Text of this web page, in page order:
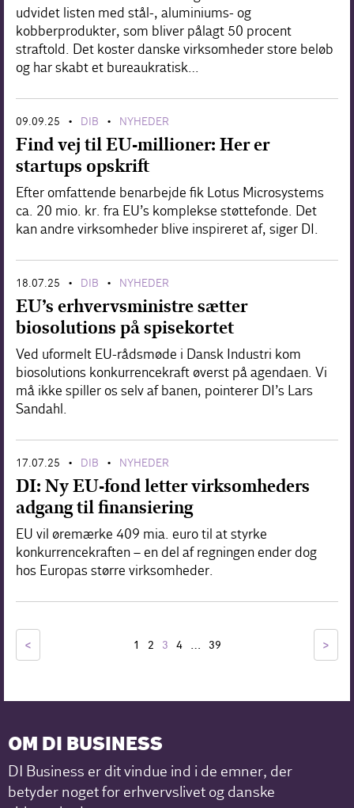
udvidet listen med stål-, aluminiums- og
kobberprodukter, som bliver pålagt 50 procent
straftold. Det koster danske virksomheder store beløb
og har skabt et bureaukratisk…
09.09.25 • DIB • NYHEDER
Find vej til EU-millioner: Her er
startups opskrift
Efter omfattende benarbejde fik Lotus Microsystems
ca. 20 mio. kr. fra EU’s komplekse støttefonde. Det
kan andre virksomheder blive inspireret af, siger DI.
18.07.25 • DIB • NYHEDER
EU’s erhvervsministre sætter
biosolutions på spisekortet
Ved uformelt EU-rådsmøde i Dansk Industri kom
biosolutions konkurrencekraft øverst på agendaen. Vi
må ikke spiller os selv af banen, pointerer DI’s Lars
Sandahl.
17.07.25 • DIB • NYHEDER
DI: Ny EU-fond letter virksomheders
adgang til finansiering
EU vil øremærke 409 mia. euro til at styrke
konkurrencekraften – en del af regningen ender dog
hos Europas større virksomheder.
< 1 2 3 4 … 39 >
OM DI BUSINESS
DI Business er dit vindue ind i de emner, der
betyder noget for erhvervslivet og danske